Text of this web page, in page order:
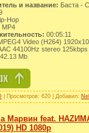
и название: Баста -
Hop
MP4
00:05:11
Video (H264)
44100Hz stereo 125kbps
42.13 Mb
| Просмотров: 620 | Добавил:
Марвин feat. НАZИМА
HD 1080p